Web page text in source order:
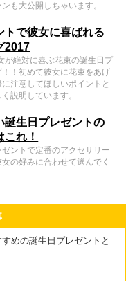
も大公開しちゃいます。
トで彼女に喜ばれる
2017
が絶対に喜ぶ花束の誕生日プ
！初めて彼女に花束をあげ
注意してほしいポイントと
説明しています。
誕生日プレゼントの
れ！
ントで定番のアクセサリー
の好みに合わせて選んでく
めの誕生日プレゼントと